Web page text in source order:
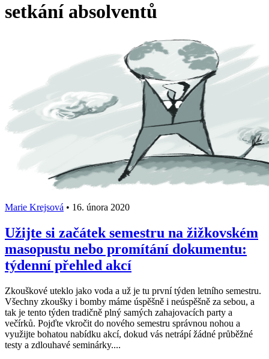
setkání absolventů
Marie Krejsová • 16. února 2020
Užijte si začátek semestru na žižkovském
masopustu nebo promítání dokumentu:
týdenní přehled akcí
Zkouškové uteklo jako voda a už je tu první týden letního semestru.
Všechny zkoušky i bomby máme úspěšně i neúspěšně za sebou, a
tak je tento týden tradičně plný samých zahajovacích party a
večírků. Pojďte vkročit do nového semestru správnou nohou a
využijte bohatou nabídku akcí, dokud vás netrápí žádné průběžné
testy a zdlouhavé seminárky....